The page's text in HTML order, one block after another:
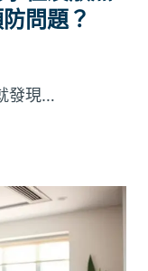
問題？
發現…